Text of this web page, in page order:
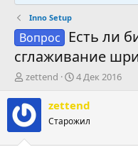
Inno Setup
Вопрос
Есть ли
сглаживание
А
т
о
р
т
zettend
Д
т
н
4 Дек 2016
zettend
Старожил